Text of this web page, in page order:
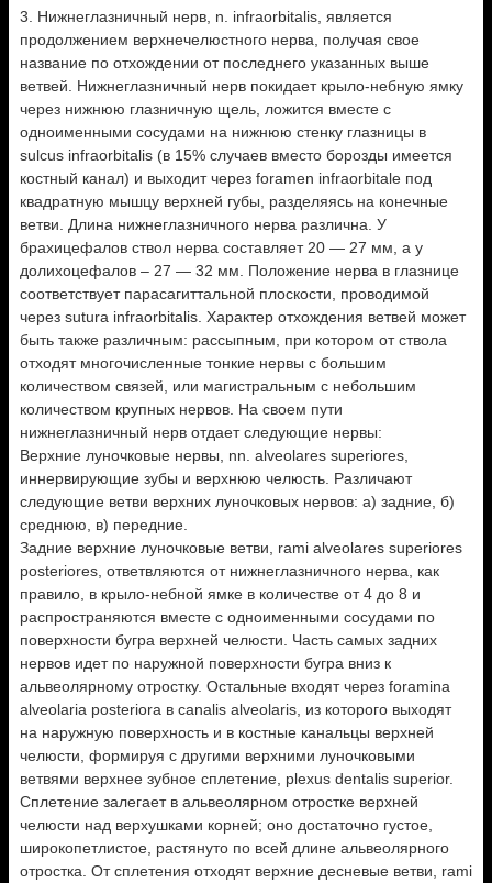
3. Нижнеглазничный нерв, n. infraorbitalis, является
продолжением верхнечелюстного нерва, получая свое
название по отхождении от последнего указанных выше
ветвей. Нижнеглазничный нерв покидает крыло-небную ямку
через нижнюю глазничную щель, ложится вместе с
одноименными сосудами на нижнюю стенку глазницы в
sulcus infraorbitalis (в 15% случаев вместо борозды имеется
костный канал) и выходит через foramen infraorbitale под
квадратную мышцу верхней губы, разделяясь на конечные
ветви. Длина нижнеглазничного нерва различна. У
брахицефалов ствол нерва составляет 20 — 27 мм, а у
долихоцефалов – 27 — 32 мм. Положение нерва в глазнице
соответствует парасагиттальной плоскости, проводимой
через sutura infraorbitalis. Характер отхождения ветвей может
быть также различным: рассыпным, при котором от ствола
отходят многочисленные тонкие нервы с большим
количеством связей, или магистральным с небольшим
количеством крупных нервов. На своем пути
нижнеглазничный нерв отдает следующие нервы:
Верхние луночковые нервы, nn. alveolares superiores,
иннервирующие зубы и верхнюю челюсть. Различают
следующие ветви верхних луночковых нервов: а) задние, б)
среднюю, в) передние.
Задние верхние луночковые ветви, rami alveolares superiores
posteriores, ответвляются от нижнеглазничного нерва, как
правило, в крыло-небной ямке в количестве от 4 до 8 и
распространяются вместе с одноименными сосудами по
поверхности бугра верхней челюсти. Часть самых задних
нервов идет по наружной поверхности бугра вниз к
альвеолярному отростку. Остальные входят через foramina
alveolaria posteriora в canalis alveolaris, из которого выходят
на наружную поверхность и в костные канальцы верхней
челюсти, формируя с другими верхними луночковыми
ветвями верхнее зубное сплетение, plexus dentalis superior.
Сплетение залегает в альвеолярном отростке верхней
челюсти над верхушками корней; оно достаточно густое,
широкопетлистое, растянуто по всей длине альвеолярного
отростка. От сплетения отходят верхние десневые ветви, rami